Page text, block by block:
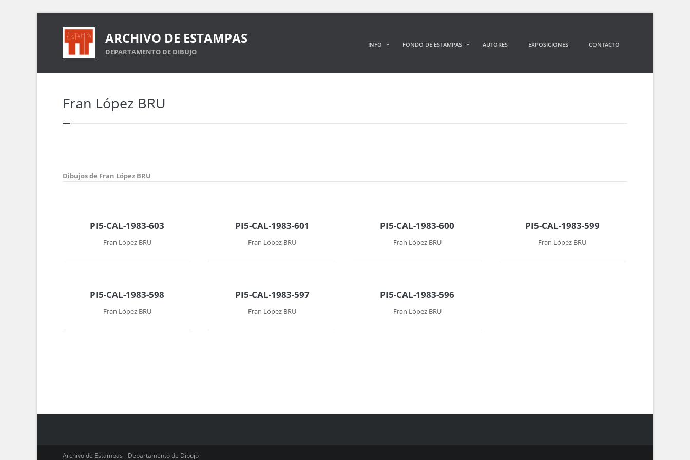
ARCHIVO DE ESTAMPAS
DEPARTAMENTO DE DIBUJO
INFO FONDO DE ESTAMPAS AUTORES EXPOSICIONES CONTACTO
Fran López BRU
Dibujos de Fran López BRU
PI5-CAL-1983-603
Fran López BRU
PI5-CAL-1983-601
Fran López BRU
PI5-CAL-1983-600
Fran López BRU
PI5-CAL-1983-599
Fran López BRU
PI5-CAL-1983-598
Fran López BRU
PI5-CAL-1983-597
Fran López BRU
PI5-CAL-1983-596
Fran López BRU
Archivo de Estampas - Departamento de Dibujo